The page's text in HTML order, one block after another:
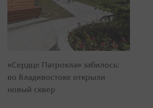
«Сердце Патрокла» забилось:
во Владивостоке открыли
новый сквер